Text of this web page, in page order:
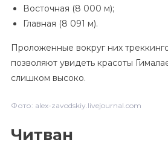
Восточная (8 000 м);
Главная (8 091 м).
Проложенные вокруг них
позволяют увидеть красоты
слишком высоко.
Фото: alex-zavodskiy.livejournal.com
Читван